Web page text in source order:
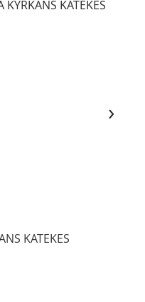
KATEKES
›